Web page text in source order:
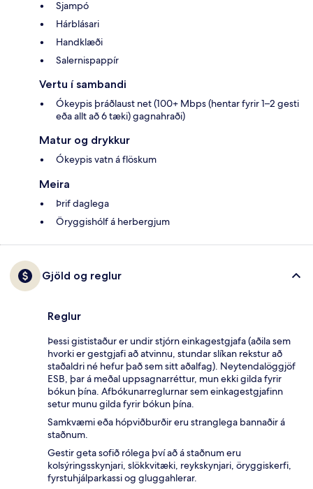
Sjampó
Hárblásari
Handklæði
Salernispappír
Vertu í sambandi
Ókeypis þráðlaust net (100+ Mbps (hentar fyrir 1–2 gesti
eða allt að 6 tæki) gagnahraði)
Matur og drykkur
Ókeypis vatn á flöskum
Meira
Þrif daglega
Öryggishólf á herbergjum
Gjöld og reglur
Reglur
Þessi gististaður er undir stjórn einkagestgjafa (aðila sem
hvorki er gestgjafi að atvinnu, stundar slíkan rekstur að
staðaldri né hefur það sem sitt aðalfag). Neytendalöggjöf
ESB, þar á meðal uppsagnarréttur, mun ekki gilda fyrir
bókun þína. Afbókunarreglurnar sem einkagestgjafinn
setur munu gilda fyrir bókun þína.
Samkvæmi eða hópviðburðir eru stranglega bannaðir á
staðnum.
Gestir geta sofið rólega því að á staðnum eru
kolsýringsskynjari, slökkvitæki, reykskynjari, öryggiskerfi,
fyrstuhjálparkassi og gluggahlerar.